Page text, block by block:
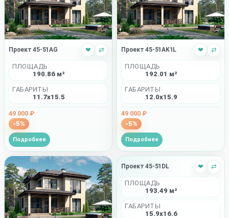
Проект 45-51AG ❤ ⇄
ПЛОЩАДЬ
190.86 м²
ГАБАРИТЫ
11.7x15.5
49 000 ₽
-5%
Подробнее
Проект 45-51AK1L ❤ ⇄
ПЛОЩАДЬ
192.01 м²
ГАБАРИТЫ
12.0x15.9
49 000 ₽
-5%
Подробнее
Проект 45-51DL ❤ ⇄
ПЛОЩАДЬ
193.49 м²
ГАБАРИТЫ
15.9x16.6